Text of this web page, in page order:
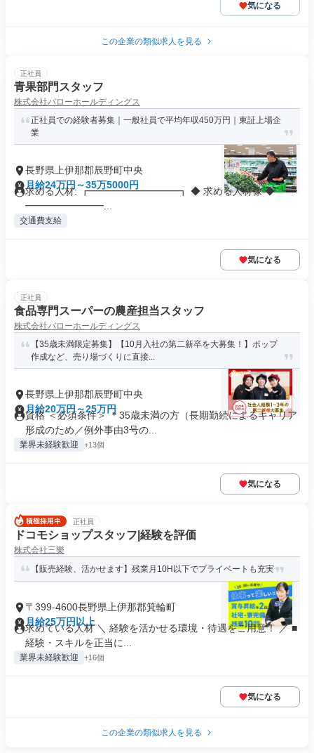
気になる
この企業の類似求人を見る
正社員
青果部門スタッフ
株式会社バローホールディングス
正社員での経験者募集｜一般社員で平均年収450万円｜東証上場企
業
長野県上伊那郡辰野町中央
月給24万円～35万5000円
求める人材: ┏━━━━━━━━━┓ ◆ 求める人材像 ◆ ┗━
━━━━━━━━...
交通費支給
気になる
正社員
食品専門スーパーの農産担当スタッフ
株式会社バローホールディングス
【35歳未満限定募集】【10月入社の第二新卒を大募集！】ポップ
作成など、売り場づくりに直接...
長野県上伊那郡辰野町中央
月給20万円～25万円
資格 ＜必須条件＞ ＊35歳未満の方（長期勤続によるキャリア
形成のため／例外事由3号の...
業界未経験歓迎 +13個
気になる
正社員
ドコモショップスタッフ|経験を評価
株式会社三樂
【販売経験、活かせます】残業月10H以下でプライベートも充実
〒399-4600長野県上伊那郡箕輪町
月給25万円以上
求めている人材 ＼ 経験を活かせる環境・待遇をご用意！ ／ ■
経験・スキルを正当に...
業界未経験歓迎 +16個
気になる
この企業の類似求人を見る